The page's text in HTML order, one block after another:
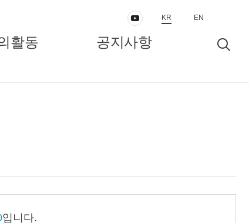
KR EN
활동 공지사항
입니다.